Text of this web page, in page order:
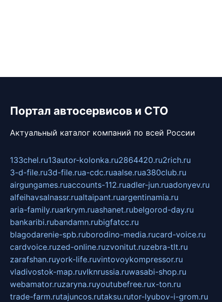
Портал автосервисов и СТО
Актуальный каталог компаний по всей России
133chel.ru13autor-kolonka.ru2864420.ru2rich.ru
3-d-file.ru3d-file.rua-cdc.ruaalse.rua380club.ru
airgungames.ruaccounts-112.ruadler-jun.ruadonyev.ru
alfeihavsalnassr.rualtaipant.ruargentinamia.ru
aria-family.ruarkrym.ruashanet.rubelgorod-day.ru
bankaribi.rubandamn.rubigfatcc.ru
blagodarenie-spb.ruborodino-media.rucard-voice.ru
cardvoice.ruzed-online.ruzvonitut.ruzebra-tlt.ru
zarafshan.ruyork-life.ruvintovoykompressor.ru
vladivostok-map.ruvlknrussia.ruwasabi-shop.ru
webamator.ruzaryna.ruyoutubefree.rux-ton.ru
trade-farm.rutajuncos.rutaksu.rutor-lyubov-i-grom.ru